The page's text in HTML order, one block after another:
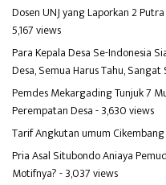
Dosen UNJ yang Laporkan 2
5,167 views
Para Kepala Desa Se-Indonesia
Desa, Semua Harus Tahu, Sangat
Pemdes Mekargading Tunjuk 7
Perempatan Desa- 3,630 views
Tarif Angkutan umum
Pria Asal Situbondo Aniaya
Motifnya?- 3,037 views